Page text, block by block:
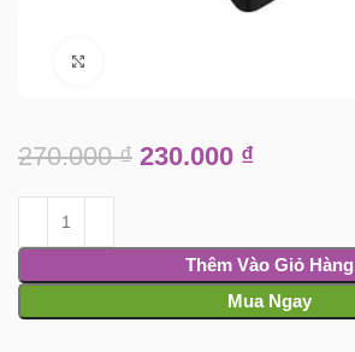
270.000₫ 230.000 ₫
Thêm Vào Giỏ Hàng
Mua Ngay